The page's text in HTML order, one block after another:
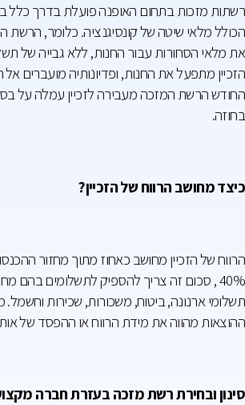
רשתות מזכות בתחום האופנה פועלת בדרך כלל
הכולל מלאי שיטה של קונסיגנציה. כלומר, הרשת
את מלאי הסחורות עבור החנות, ללא גבייה של
הזכיין מתפעל את החנות, ופדיונותיה מועברים
החודש הרשת המזכה מעבירה לזכיין עמלה על
בחוזה.
כיצד מחושב הרווח של הזכיין?
הרווח של הזכיין מחושב כאחוז מתוך מחזור
40% , סכום זה צריך להספיק לתשלומים בהם
תשלומי ארנונה, ביטוח, משכורות, שכירות וחשמל.
ההוצאות מהווה את מידת הרווח או ההפסד של אותו
סינון ובחירת רשת מזכה בעזרת חברה